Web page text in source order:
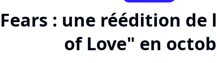
: une réédition de
of Love" en